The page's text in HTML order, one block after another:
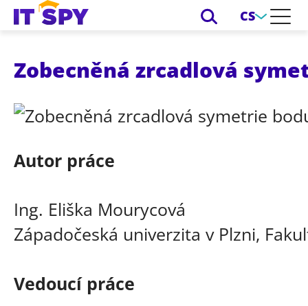
CS
Zobecněná zrcadlová
Autor práce
Ing. Eliška Mourycová
Západočeská univerzita v Plzni,
Vedoucí práce